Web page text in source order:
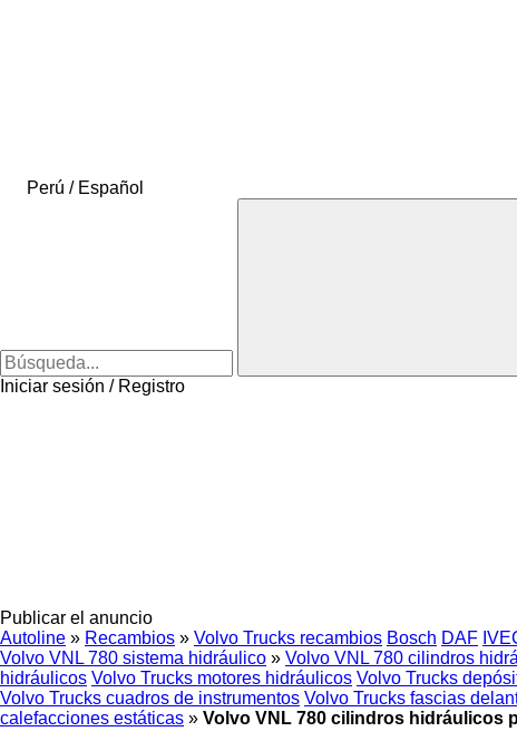
Perú / Español
Iniciar sesión / Registro
Publicar el anuncio
Autoline » Recambios » Volvo Trucks recambios Bosch DAF
Volvo VNL 780 sistema hidráulico » Volvo VNL 780 cilindros
hidráulicos Volvo Trucks motores hidráulicos Volvo Trucks
Volvo Trucks cuadros de instrumentos Volvo Trucks fascias
calefacciones estáticas » Volvo VNL 780 cilindros hidráulicos